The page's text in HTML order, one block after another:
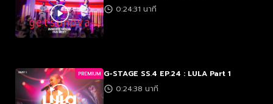
0:24:31 นาที
PREMIUM G-STAGE SS.4 EP.24 : LULA Part 1
0:24:38 นาที